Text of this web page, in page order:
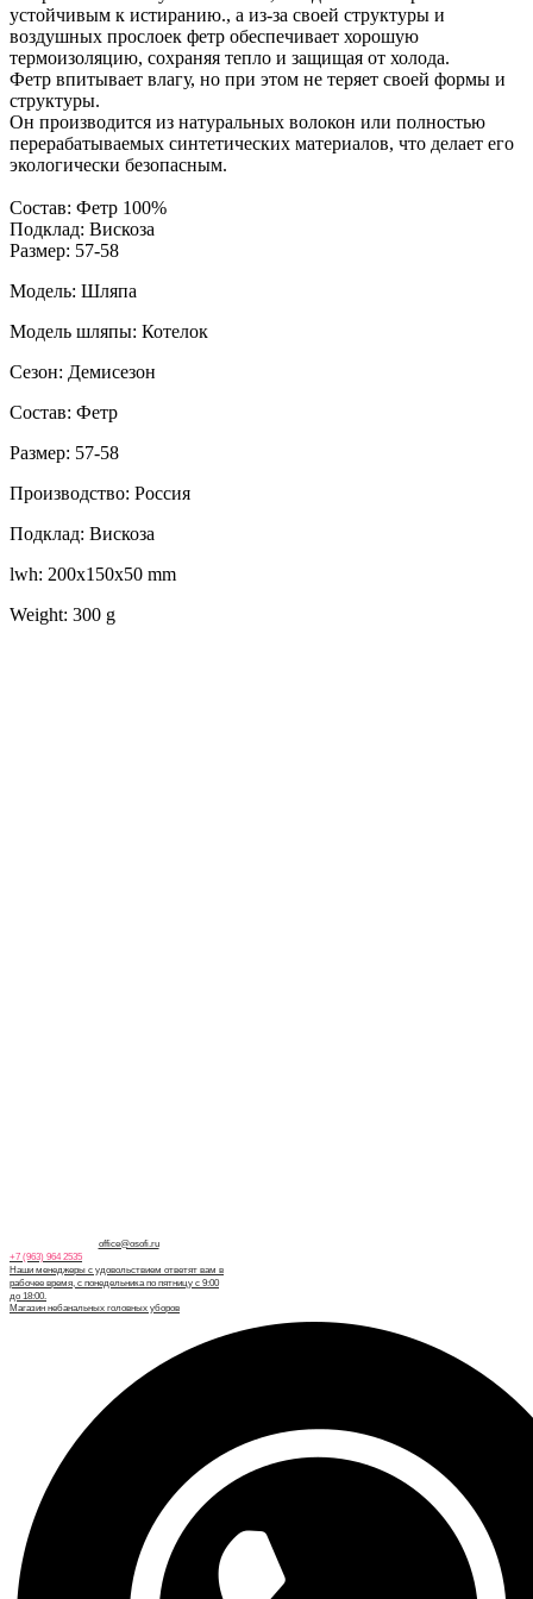
устойчивым к истиранию., а из-за своей структуры и
воздушных прослоек фетр обеспечивает хорошую
термоизоляцию, сохраняя тепло и защищая от холода.
Фетр впитывает влагу, но при этом не теряет своей формы и
структуры.
Он производится из натуральных волокон или полностью
перерабатываемых синтетических материалов, что делает его
экологически безопасным.
Состав: Фетр 100%
Подклад: Вискоза
Размер: 57-58
Модель: Шляпа
Модель шляпы: Котелок
Сезон: Демисезон
Состав: Фетр
Размер: 57-58
Производство: Россия
Подклад: Вискоза
lwh: 200x150x50 mm
Weight: 300 g
office@osofi.ru
+7 (963) 964 2535
Наши менеджеры с удовольствием ответят вам в
рабочее время, с понедельника по пятницу с 9:00
до 18:00.
Магазин небанальных головных уборов